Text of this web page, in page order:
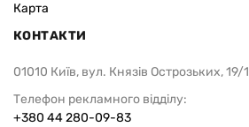
Карта
КОНТАКТИ
01010 Київ, вул. Князів Острозьких, 19/1
Телефон рекламного відділу:
+380 44 280-09-83